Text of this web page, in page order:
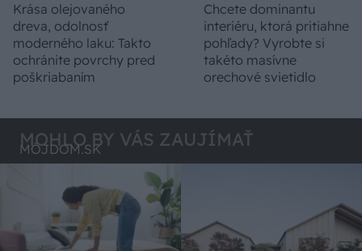
Krása olejovaného
dreva, odolnosť
moderného laku: Takto
ochránite povrchy pred
poškriabaním
Chcete dominantu
interiéru, ktorá pritiahne
pohľady? Vyrobte si
takéto masívne
orechové svietidlo
MOHLO BY VÁS ZAUJÍMAŤ
MÔJDOM.SK